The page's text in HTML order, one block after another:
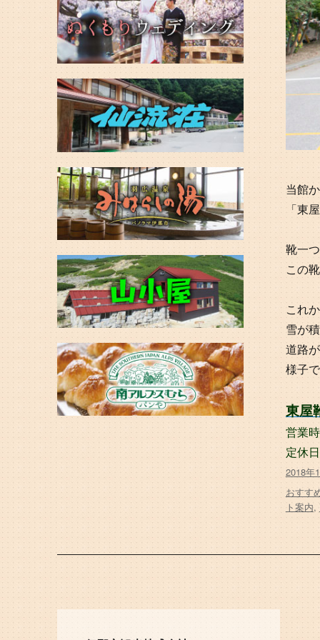
当館
「東屋
靴一
この
これ
雪が
道路
様子
東屋
営業
定休
投
稿
日:
2018年
タ
グ
おすす
ト案内,